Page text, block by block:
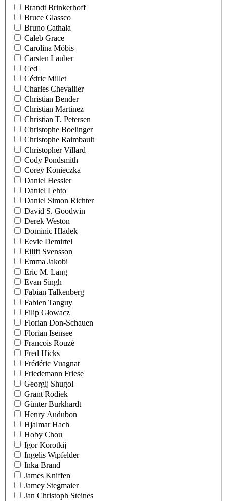
Brandt Brinkerhoff
Bruce Glassco
Bruno Cathala
Caleb Grace
Carolina Möbis
Carsten Lauber
Ced
Cédric Millet
Charles Chevallier
Christian Bender
Christian Martinez
Christian T. Petersen
Christophe Boelinger
Christophe Raimbault
Christopher Villard
Cody Pondsmith
Corey Konieczka
Daniel Hessler
Daniel Lehto
Daniel Simon Richter
David S. Goodwin
Derek Weston
Dominic Hladek
Eevie Demirtel
Eilift Svensson
Emma Jakobi
Eric M. Lang
Evan Singh
Fabian Talkenberg
Fabien Tanguy
Filip Głowacz
Florian Don-Schauen
Florian Isensee
Francois Rouzé
Fred Hicks
Frédéric Vuagnat
Friedemann Friese
Georgij Shugol
Grant Rodiek
Günter Burkhardt
Henry Audubon
Hjalmar Hach
Hoby Chou
Igor Korotkij
Ingelis Wipfelder
Inka Brand
James Kniffen
Jamey Stegmaier
Jan Christoph Steines